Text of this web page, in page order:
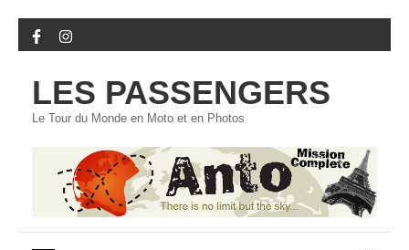
Skip
to
(Press
Enter)
LES PASSENGERS
Le Tour du Monde en Moto et en Photos